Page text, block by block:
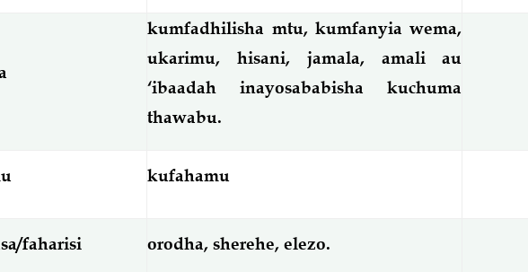
kumfadhilisha mtu, kumfanyia wema,
ukarimu, hisani, jamala, amali au
‘ibaadah inayosababisha kuchuma
thawabu.
kufahamu
faharisi orodha, sherehe, elezo.